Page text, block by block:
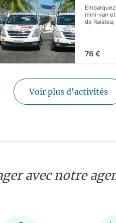
mini-van
de
sites
76 €
Voir plus d'activités
avec notre